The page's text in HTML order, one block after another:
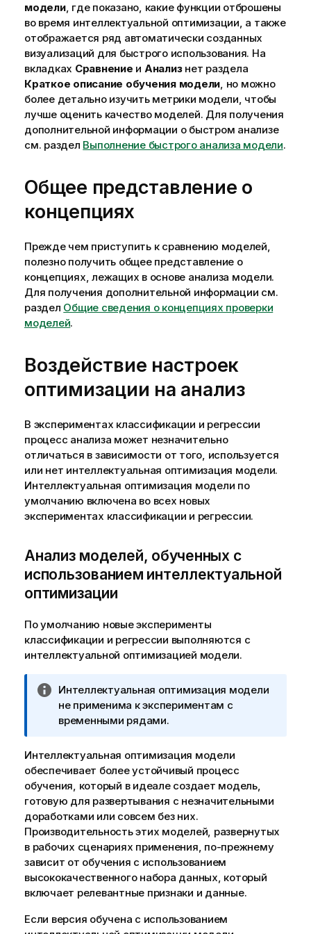
модели, где показано, какие функции отброшены
во время интеллектуальной оптимизации, а также
отображается ряд автоматически созданных
визуализаций для быстрого использования. На
вкладках Сравнение и Анализнет раздела
Краткое описание обучения модели , но можно
более детально изучить метрики модели, чтобы
лучше оценить качество моделей. Для получения
дополнительной информации о быстром анализе
см. раздел Выполнение быстрого анализа модели.
Общее представление о
концепциях
Прежде чем приступить к сравнению моделей,
полезно получить общее представление о
концепциях, лежащих в основе анализа модели.
Для получения дополнительной информации см.
раздел Общие сведения о концепциях проверки
моделей.
Воздействие настроек
оптимизации на анализ
В экспериментах классификации и регрессии
процесс анализа может незначительно
отличаться в зависимости от того, используется
или нет интеллектуальная оптимизация модели.
Интеллектуальная оптимизация модели по
умолчанию включена во всех новых
экспериментах классификации и регрессии.
Анализ моделей, обученных с
использованием интеллектуальной
оптимизации
По умолчанию новые эксперименты
классификации и регрессии выполняются с
интеллектуальной оптимизацией модели.
П
р
и
е
ч
а
н
и
е
к
и
н
ф
р
Интеллектуальная оптимизация модели
не применима кэкспериментам с
временными рядами.
Интеллектуальная оптимизация модели
обеспечивает более устойчивый процесс
обучения, который в идеале создает модель,
готовую для развертывания с незначительными
доработками или совсем без них.
Производительность этих моделей, развернутых
в рабочих сценариях применения, по-прежнему
зависит от обучения с использованием
высококачественного набора данных, который
включает релевантные признаки и данные.
Если версия обучена с использованием